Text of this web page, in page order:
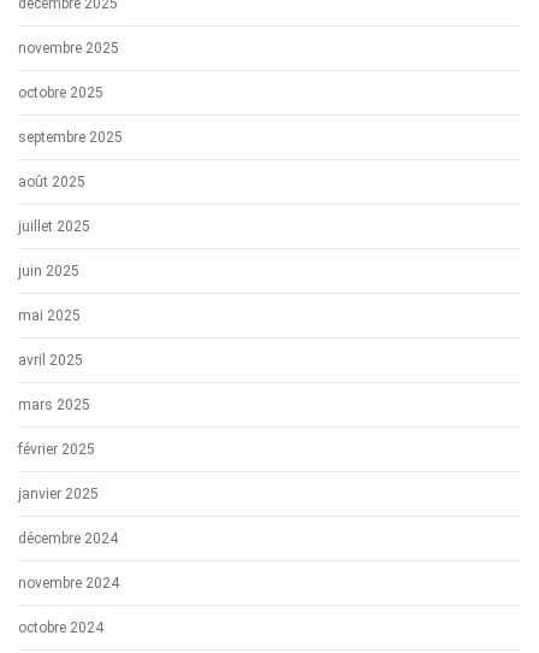
novembre 2025
octobre 2025
septembre 2025
août 2025
juillet 2025
juin 2025
mai 2025
avril 2025
mars 2025
février 2025
janvier 2025
décembre 2024
novembre 2024
octobre 2024